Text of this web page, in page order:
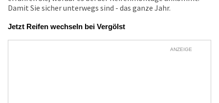
Damit Sie sicher unterwegs sind - das ganze Jahr.
Jetzt Reifen wechseln bei Vergölst
ANZEIGE